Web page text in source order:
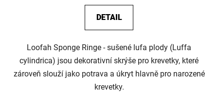
DETAIL
Loofah Sponge Ringe - sušené lufa plody (Luffa
cylindrica) jsou dekorativní skrýše pro krevetky, které
zároveň slouží jako potrava a úkryt hlavně pro narozené
krevetky.